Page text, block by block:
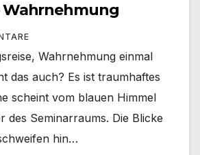
Wahrnehmung
Wahrnehmung einmal
das auch? Es ist traumhaftes
scheint vom blauen Himmel
des Seminarraums. Die Blicke
hin…